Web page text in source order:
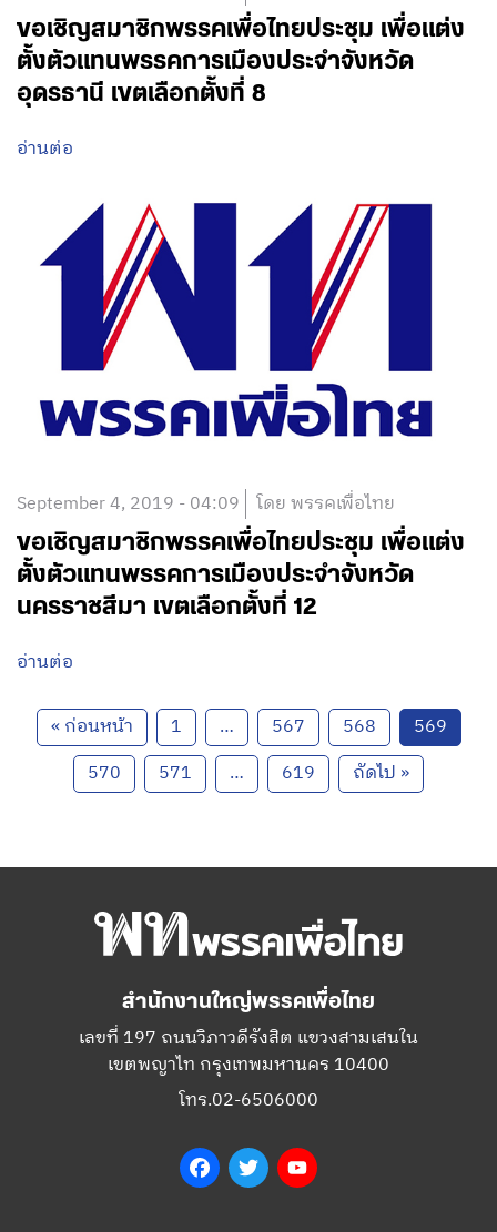
ขอเชิญสมาชิกพรรคเพื่อไทยประชุม เพื่อแต่ง
ตั้งตัวแทนพรรคการเมืองประจำจังหวัด
อุดรธานี เขตเลือกตั้งที่ 8
อ่านต่อ
September 4, 2019 - 04:09 โดย พรรคเพื่อไทย
ขอเชิญสมาชิกพรรคเพื่อไทยประชุม เพื่อแต่ง
ตั้งตัวแทนพรรคการเมืองประจำจังหวัด
นครราชสีมา เขตเลือกตั้งที่ 12
อ่านต่อ
« ก่อนหน้า 1 … 567 568
569
570
571 … 619 ถัดไป »
สำนักงานใหญ่พรรคเพื่อไทย
เลขที่ 197 ถนนวิภาวดีรังสิต แขวงสามเสนใน
เขตพญาไท กรุงเทพมหานคร 10400
โทร.02-6506000
FacebookTwitter